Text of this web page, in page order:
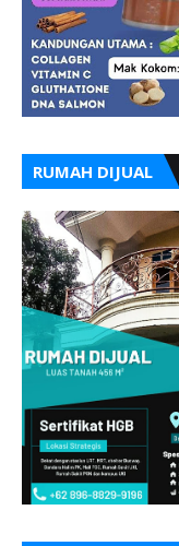
RUMAH DIJUAL